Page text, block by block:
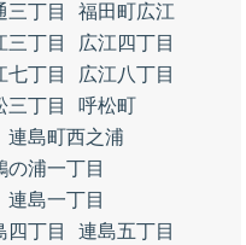
三丁目
福田町広江
三丁目
広江四丁目
七丁目
広江八丁目
三丁目
呼松町
連島町西之浦
の浦一丁目
連島一丁目
四丁目
連島五丁目